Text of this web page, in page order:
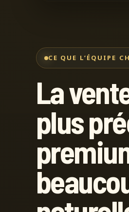
CE QUE L’ÉQUIPE
La
plus